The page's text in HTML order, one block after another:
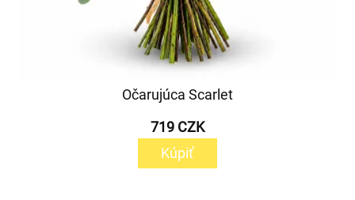
Očarujúca Scarlet
719 CZK
Kúpiť